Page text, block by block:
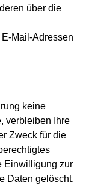
über die
Mail-Adressen
keine
verbleiben Ihre
Zweck für die
Einwilligung zur
Daten gelöscht,